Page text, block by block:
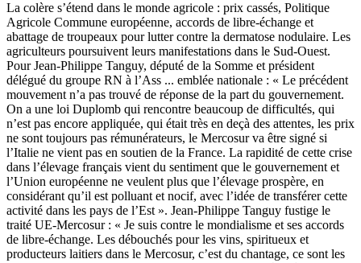
La colère s’étend dans le monde agricole : prix cassés, Politique
Agricole Commune européenne, accords de libre-échange et
abattage de troupeaux pour lutter contre la dermatose nodulaire. Les
agriculteurs poursuivent leurs manifestations dans le Sud-Ouest.
Pour Jean-Philippe Tanguy, député de la Somme et président
délégué du groupe RN à l’Ass ... emblée nationale : « Le précédent
mouvement n’a pas trouvé de réponse de la part du gouvernement.
On a une loi Duplomb qui rencontre beaucoup de difficultés, qui
n’est pas encore appliquée, qui était très en deçà des attentes, les prix
ne sont toujours pas rémunérateurs, le Mercosur va être signé si
l’Italie ne vient pas en soutien de la France. La rapidité de cette crise
dans l’élevage français vient du sentiment que le gouvernement et
l’Union européenne ne veulent plus que l’élevage prospère, en
considérant qu’il est polluant et nocif, avec l’idée de transférer cette
activité dans les pays de l’Est ». Jean-Philippe Tanguy fustige le
traité UE-Mercosur : « Je suis contre le mondialisme et ses accords
de libre-échange. Les débouchés pour les vins, spiritueux et
producteurs laitiers dans le Mercosur, c’est du chantage, ce sont les